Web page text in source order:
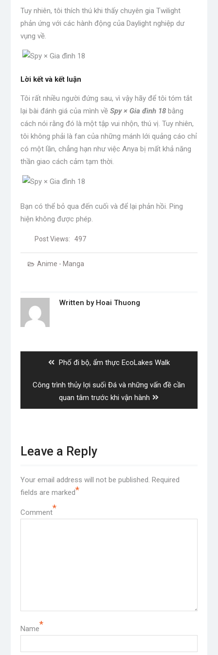
Tuy nhiên, tôi thích thú khi thấy chuyên gia Twilight
phản ứng với các hành động của Daylight nghiệp dư
vụng về.
Lời kết và kết luận
Tôi rất nhiều người đứng sau, vì vậy hãy để tôi tóm tắt
lại bài đánh giá của mình về Spy × Gia đình 18bằng
cách nói rằng đó là một tập vui nhộn, thú vị. Tuy nhiên,
tôi không phải là fan của những mánh lới quảng cáo chỉ
có một lần, chẳng hạn như việc Anya bị mất khả năng
thần giao cách cảm tạm thời.
Bạn có thể bỏ qua đến cuối và để lại phản hồi. Ping
hiện không được phép.
Post Views: 497
Anime - Manga
Written by Hoai Thuong
Previous
Phố đi bộ, ẩm thực EcoLakes Walk
Next
Công trình thủy lợi suối Đá và những vấn đề cần
quan tâm trước khi vận hành
Leave a Reply
Your email address will not be published. Required
fields are marked*
Comment*
Name*